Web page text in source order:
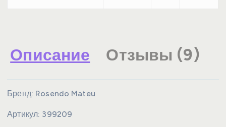
Описание Отзывы (9)
Бренд: Rosendo Mateu
Артикул: 399209